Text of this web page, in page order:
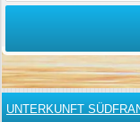
UNTERKUNFT